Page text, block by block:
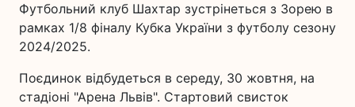
Футбольний клуб Шахтар зустрінеться з Зорею в
рамках 1/8 фіналу Кубка України з футболу сезону
2024/2025.
Поєдинок відбудеться в середу, 30 жовтня, на
стадіоні "Арена Львів". Стартовий свисток